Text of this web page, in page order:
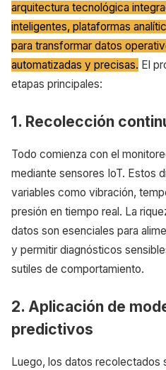
arquitectura tecnológica
inteligentes, plataformas
para transformar datos
automatizadas y precisas. El
etapas principales:
1. Recolección
Todo comienza con el
mediante sensores IoT. Estos
variables como vibración,
presión en tiempo real. La
datos son esenciales para
y permitir diagnósticos
sutiles de comportamiento.
2. Aplicación de
predictivos
Luego, los datos recolectados